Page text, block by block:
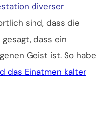
diverser
sind, dass die
dass ein
Geist ist. So habe
das Einatmen kalter